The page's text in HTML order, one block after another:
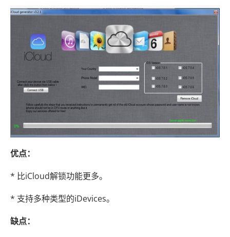
优点：
* 比iCloud解锁功能更多。
* 支持多种类型的iDevices。
缺点：